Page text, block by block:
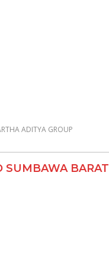
ADITYA GROUP
SUMBAWA BARAT